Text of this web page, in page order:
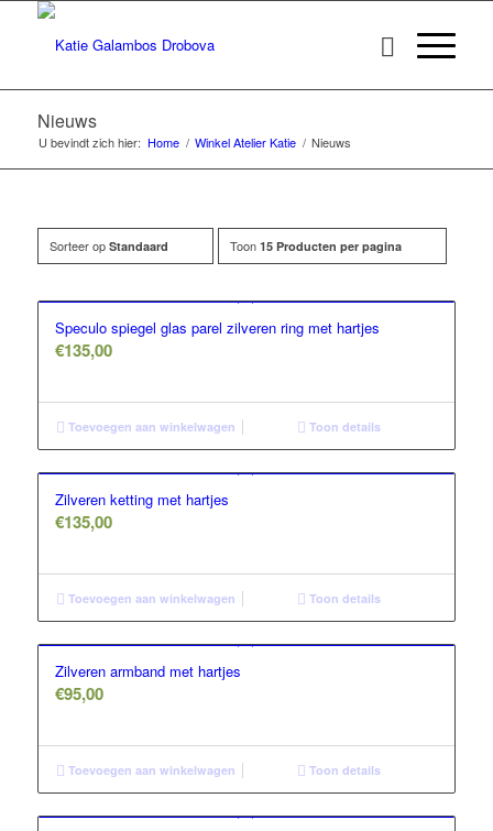
Nieuws
U bevindt zich hier: Home / Winkel Atelier Katie / Nieuws
Sorteer op Standaard Toon 15 Producten per pagina
Speculo spiegel glas parel zilveren ring met hartjes
€135,00
Toevoegen aan winkelwagen Toon details
Zilveren ketting met hartjes
€135,00
Toevoegen aan winkelwagen Toon details
Zilveren armband met hartjes
€95,00
Toevoegen aan winkelwagen Toon details